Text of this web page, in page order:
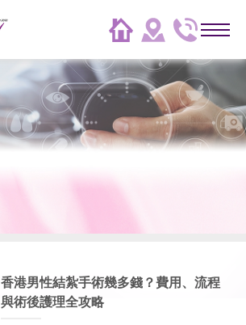
香港男性結紮手術幾多錢？費用、流程
與術後護理全攻略